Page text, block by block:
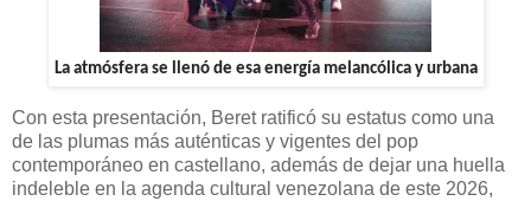
La atmósfera se llenó de esa energía melancólica y urbana
Con esta presentación, Beret ratificó su estatus como una
de las plumas más auténticas y vigentes del pop
contemporáneo en castellano, además de dejar una huella
indeleble en la agenda cultural venezolana de este 2026,